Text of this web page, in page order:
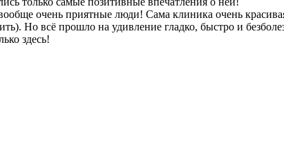
очень приятные люди! Сама клиника очень
Но всё прошло на удивление гладко, быстро и
здесь!